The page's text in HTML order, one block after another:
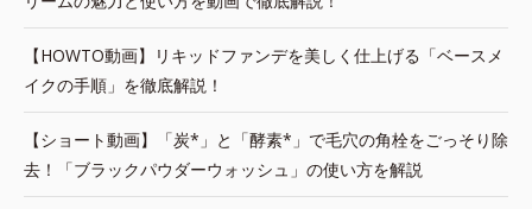
【HOWTO動画】リキッドファンデを美しく仕上げる「ベースメ
イクの手順」を徹底解説！
【ショート動画】「炭*」と「酵素*」で毛穴の角栓をごっそり除
去！「ブラックパウダーウォッシュ」の使い方を解説